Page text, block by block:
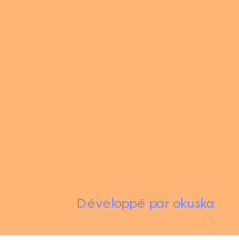
Développé par okuska